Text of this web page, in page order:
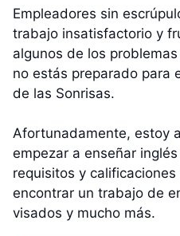
Empleadores sin
trabajo insatisfactorio y
algunos de los
no estás preparado para
de las Sonrisas.
Afortunadamente, estoy
empezar a enseñar
requisitos y
encontrar un trabajo de
visados y mucho más.